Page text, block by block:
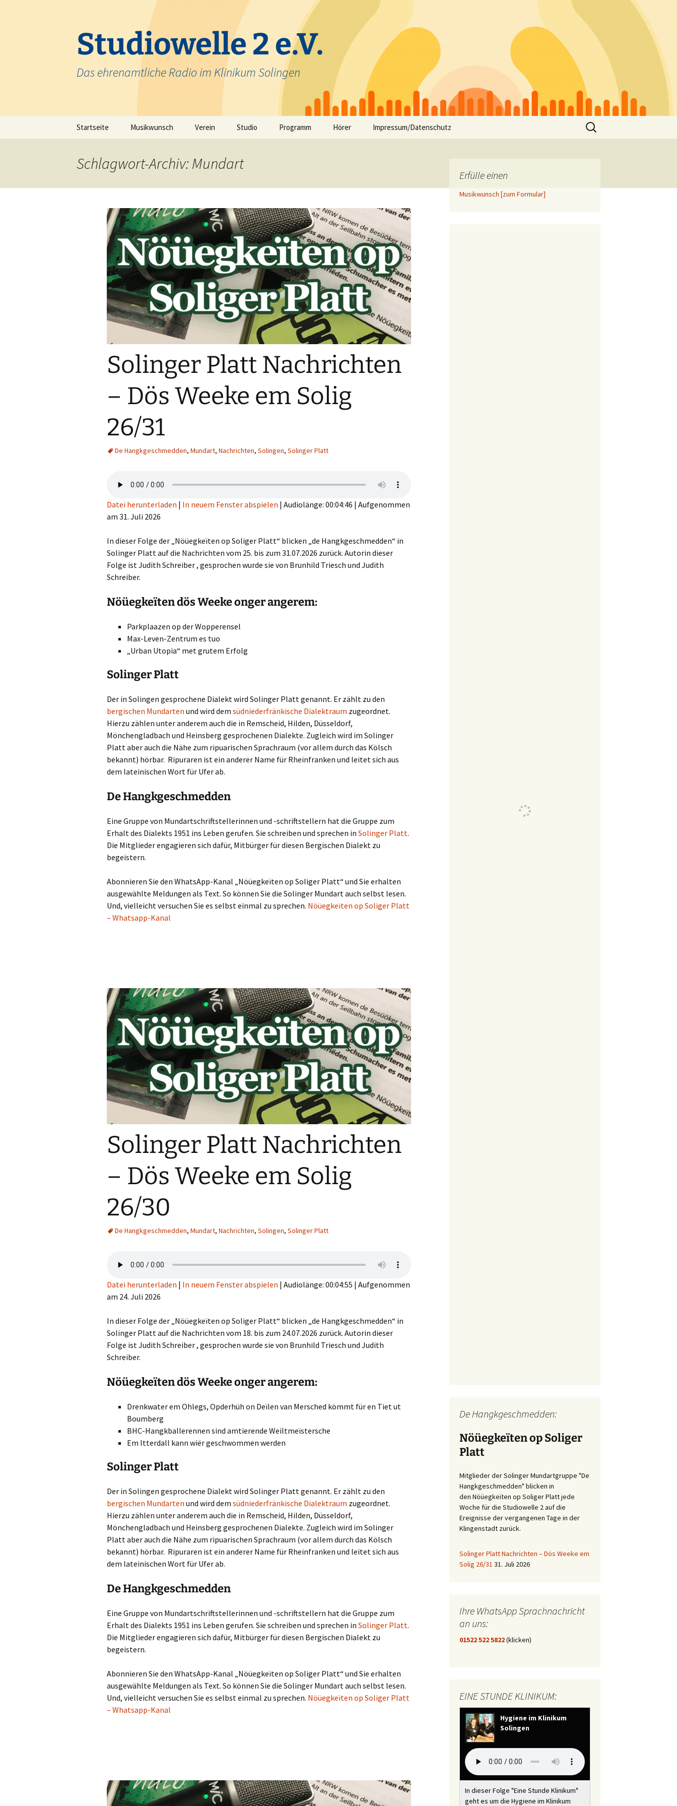
Studiowelle 2 e.V.
Das ehrenamtliche Radio im Klinikum Solingen
Startseite Musikwunsch Verein Studio Programm Hörer Impressum/Datenschutz
Suchen
nach:
Schlagwort-Archiv: Mundart
Solinger Platt Nachrichten
– Dös Weeke em Solig
26/31
De Hangkgeschmedden, Mundart, Nachrichten, Solingen, Solinger Platt
Datei herunterladen | In neuem Fenster abspielen | Audiolänge: 00:04:46 | Aufgenommen
am 31. Juli 2026
In dieser Folge der „Nöüegkeïten op Soliger Platt“ blicken „de Hangkgeschmedden“ in
Solinger Platt auf die Nachrichten vom 25. bis zum 31.07.2026 zurück. Autorin dieser
Folge ist Judith Schreiber , gesprochen wurde sie von Brunhild Triesch und Judith
Schreiber.
Nöüegkeïten dös Weeke onger angerem:
Parkplaazen op der Wopperensel
Max-Leven-Zentrum es tuo
„Urban Utopia“ met grutem Erfolg
Solinger Platt
Der in Solingen gesprochene Dialekt wird Solinger Platt genannt. Er zählt zu den
bergischen Mundarten und wird dem südniederfränkische Dialektraum zugeordnet.
Hierzu zählen unter anderem auch die in Remscheid, Hilden, Düsseldorf,
Mönchengladbach und Heinsberg gesprochenen Dialekte. Zugleich wird im Solinger
Platt aber auch die Nähe zum ripuarischen Sprachraum (vor allem durch das Kölsch
bekannt) hörbar. Ripuraren ist ein anderer Name für Rheinfranken und leitet sich aus
dem lateinischen Wort für Ufer ab.
De Hangkgeschmedden
Eine Gruppe von Mundartschriftstellerinnen und -schriftstellern hat die Gruppe zum
Erhalt des Dialekts 1951 ins Leben gerufen. Sie schreiben und sprechen in Solinger Platt.
Die Mitglieder engagieren sich dafür, Mitbürger für diesen Bergischen Dialekt zu
begeistern.
Abonnieren Sie den WhatsApp-Kanal „Nöüegkeïten op Soliger Platt“ und Sie erhalten
ausgewählte Meldungen als Text. So können Sie die Solinger Mundart auch selbst lesen.
Und, vielleicht versuchen Sie es selbst einmal zu sprechen. Nöüegkeïten op Soliger Platt
– Whatsapp-Kanal
Solinger Platt Nachrichten
– Dös Weeke em Solig
26/30
De Hangkgeschmedden, Mundart, Nachrichten, Solingen, Solinger Platt
Datei herunterladen | In neuem Fenster abspielen | Audiolänge: 00:04:55 | Aufgenommen
am 24. Juli 2026
In dieser Folge der „Nöüegkeïten op Soliger Platt“ blicken „de Hangkgeschmedden“ in
Solinger Platt auf die Nachrichten vom 18. bis zum 24.07.2026 zurück. Autorin dieser
Folge ist Judith Schreiber , gesprochen wurde sie von Brunhild Triesch und Judith
Schreiber.
Nöüegkeïten dös Weeke onger angerem:
Drenkwater em Ohlegs, Opderhüh on Deïlen van Mersched kömmt für en Tiet ut
Boumberg
BHC-Hangkballerennen sind amtierende Weiltmeïstersche
Em Itterdall kann wiër geschwommen werden
Solinger Platt
Der in Solingen gesprochene Dialekt wird Solinger Platt genannt. Er zählt zu den
bergischen Mundarten und wird dem südniederfränkische Dialektraum zugeordnet.
Hierzu zählen unter anderem auch die in Remscheid, Hilden, Düsseldorf,
Mönchengladbach und Heinsberg gesprochenen Dialekte. Zugleich wird im Solinger
Platt aber auch die Nähe zum ripuarischen Sprachraum (vor allem durch das Kölsch
bekannt) hörbar. Ripuraren ist ein anderer Name für Rheinfranken und leitet sich aus
dem lateinischen Wort für Ufer ab.
De Hangkgeschmedden
Eine Gruppe von Mundartschriftstellerinnen und -schriftstellern hat die Gruppe zum
Erhalt des Dialekts 1951 ins Leben gerufen. Sie schreiben und sprechen in Solinger Platt.
Die Mitglieder engagieren sich dafür, Mitbürger für diesen Bergischen Dialekt zu
begeistern.
Abonnieren Sie den WhatsApp-Kanal „Nöüegkeïten op Soliger Platt“ und Sie erhalten
ausgewählte Meldungen als Text. So können Sie die Solinger Mundart auch selbst lesen.
Und, vielleicht versuchen Sie es selbst einmal zu sprechen. Nöüegkeïten op Soliger Platt
– Whatsapp-Kanal
Erfülle einen
Musikwunsch [zum Formular]
De Hangkgeschmedden:
Nöüegkeïten op Soliger
Platt
Mitglieder der Solinger Mundartgruppe "De
Hangkgeschmedden" blicken in
den Nöüegkeïten op Soliger Platt jede
Woche für die Studiowelle 2 auf die
Ereignisse der vergangenen Tage in der
Klingenstadt zurück.
Solinger Platt Nachrichten – Dös Weeke em
Solig 26/31 31. Juli 2026
Ihre WhatsApp Sprachnachricht
an uns:
01522 522 5822(klicken)
EINE STUNDE KLINIKUM:
Hygiene im Klinikum
Solingen
In dieser Folge "Eine Stunde Klinikum"
geht es um die Hygiene im Klinikum